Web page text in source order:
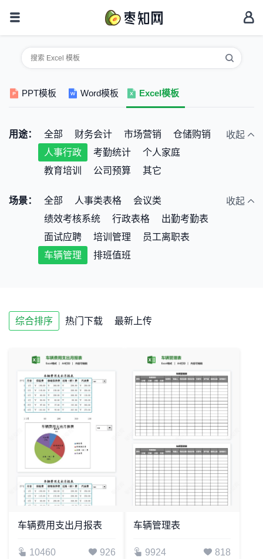
PPT模板 Word模板 Excel模板
用途： 全部 财务会计 市场营销
仓储购销
人事行政
考勤统计
个人家庭
教育培训
公司预算 其它
收起
场景： 全部 人事类表格
会议类
绩效考核系统
行政表格
出勤考勤表
面试应聘
培训管理
员工离职表
车辆管理
排班值班
收起
综合排序 热门下载 最新上传
车辆费用支出月报表
10460 926
车辆管理表
9924 818